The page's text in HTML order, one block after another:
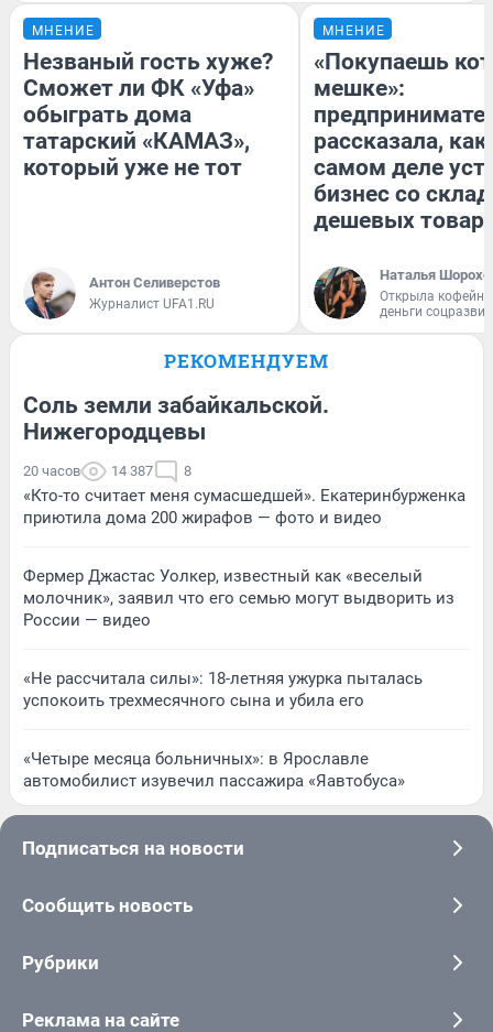
МНЕНИЕ
Незваный гость хуже?
Сможет ли ФК «Уфа»
обыграть дома
татарский «КАМАЗ»,
который уже не тот
Антон Селиверстов
Журналист UFA1.RU
МНЕНИЕ
«Покупаешь
мешке»:
рассказала, как
самом деле
бизнес со
дешевых
Наталья
Открыла
деньги
РЕКОМЕНДУЕМ
Соль земли забайкальской.
Нижегородцевы
20 часов 14 387 8
«Кто-то считает меня сумасшедшей». Екатеринбурженка
приютила дома 200 жирафов — фото и видео
Фермер Джастас Уолкер, известный как «веселый
молочник», заявил что его семью могут выдворить из
России — видео
«Не рассчитала силы»: 18-летняя ужурка пыталась
успокоить трехмесячного сына и убила его
«Четыре месяца больничных»: в Ярославле
автомобилист изувечил пассажира «Яавтобуса»
Подписаться на новости
Сообщить новость
Рубрики
Реклама на сайте